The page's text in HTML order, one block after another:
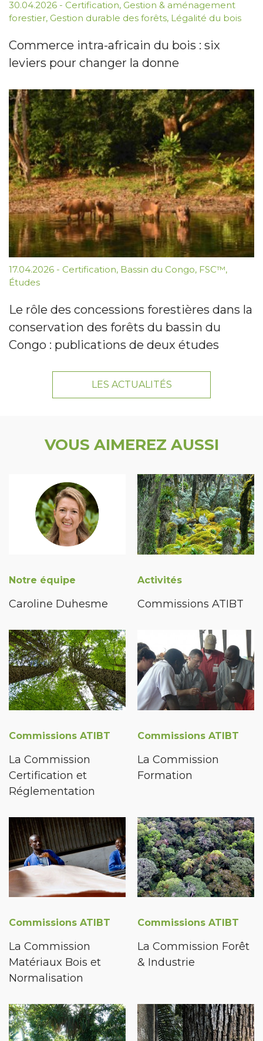
30.04.2026 - Certification, Gestion & aménagement
forestier, Gestion durable des forêts, Légalité du bois
Commerce intra-africain du bois : six
leviers pour changer la donne
17.04.2026 - Certification, Bassin du Congo, FSC™,
Études
Le rôle des concessions forestières dans la
conservation des forêts du bassin du
Congo : publications de deux études
LES ACTUALITÉS
VOUS AIMEREZ AUSSI
Notre équipe
Caroline Duhesme
Activités
Commissions ATIBT
Commissions ATIBT
La Commission
Certification et
Réglementation
Commissions ATIBT
La Commission
Formation
Commissions ATIBT
La Commission
Matériaux Bois et
Normalisation
Commissions ATIBT
La Commission Forêt
& Industrie